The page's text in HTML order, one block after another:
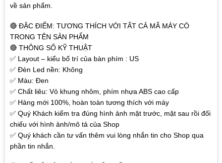
về sản phẩm.
🔴 ĐẶC ĐIỂM: TƯƠNG THÍCH VỚI TẤT CẢ MÃ MÁY CÓ
TRONG TÊN SẢN PHẨM
🔴 THÔNG SỐ KỸ THUẬT
✅ Layout – kiểu bố trí của bàn phím : US
✅ Đèn Led nền: Không
✅ Màu: Đen
✅ Chất liêu: Vỏ khung nhôm, phím nhựa ABS cao cấp
✅ Hàng mới 100%, hoàn toàn tương thích với máy
✅ Quý Khách kiểm tra đúng hình ảnh mặt trước, mặt sau rồi đối
chiếu với hình ảnh/mô tả của Shop
✅ Quý khách cần tư vấn thêm vui lòng nhắn tin cho Shop qua
phần tin nhắn.